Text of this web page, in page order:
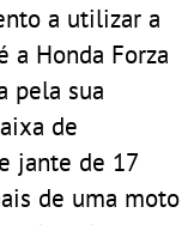
a utilizar a
a Honda Forza
pela sua
de
jante de 17
de uma moto